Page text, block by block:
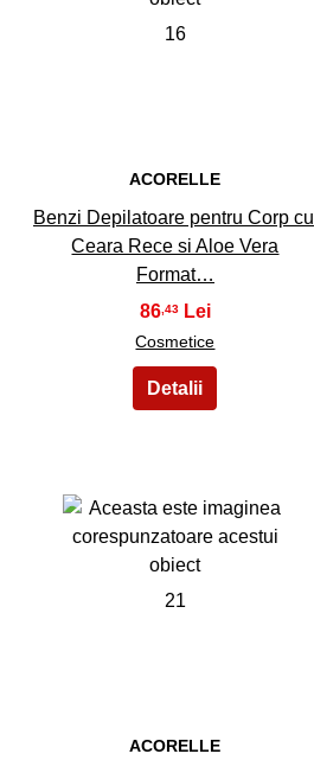
16
ACORELLE
Benzi Depilatoare pentru Corp cu
Ceara Rece si Aloe Vera
Format…
86,43
Cosmetice
21
ACORELLE